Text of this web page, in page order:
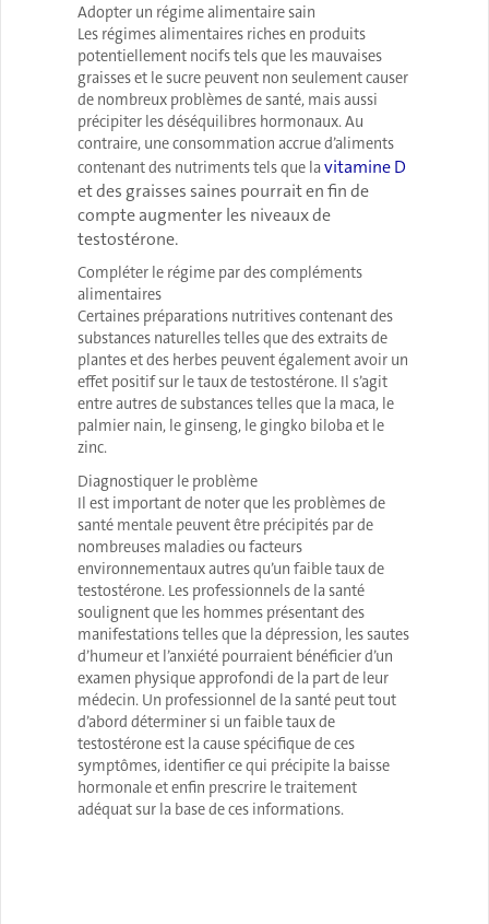
Adopter un régime alimentaire sain
Les régimes alimentaires riches en produits
potentiellement nocifs tels que les mauvaises
graisses et le sucre peuvent non seulement causer
de nombreux problèmes de santé, mais aussi
précipiter les déséquilibres hormonaux. Au
contraire, une consommation accrue d’aliments
contenant des nutriments tels que lavitamine D
et des graisses saines pourrait en fin de
compte augmenter les niveaux de
testostérone.
Compléter le régime par des compléments
alimentaires
Certaines préparations nutritives contenant des
substances naturelles telles que des extraits de
plantes et des herbes peuvent également avoir un
effet positif sur le taux de testostérone. Il s’agit
entre autres de substances telles que la maca, le
palmier nain, le ginseng, le gingko biloba et le
zinc.
Diagnostiquer le problème
Il est important de noter que les problèmes de
santé mentale peuvent être précipités par de
nombreuses maladies ou facteurs
environnementaux autres qu’un faible taux de
testostérone. Les professionnels de la santé
soulignent que les hommes présentant des
manifestations telles que la dépression, les sautes
d’humeur et l’anxiété pourraient bénéficier d’un
examen physique approfondi de la part de leur
médecin. Un professionnel de la santé peut tout
d’abord déterminer si un faible taux de
testostérone est la cause spécifique de ces
symptômes, identifier ce qui précipite la baisse
hormonale et enfin prescrire le traitement
adéquat sur la base de ces informations.